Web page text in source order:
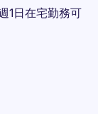
1日在宅勤務可